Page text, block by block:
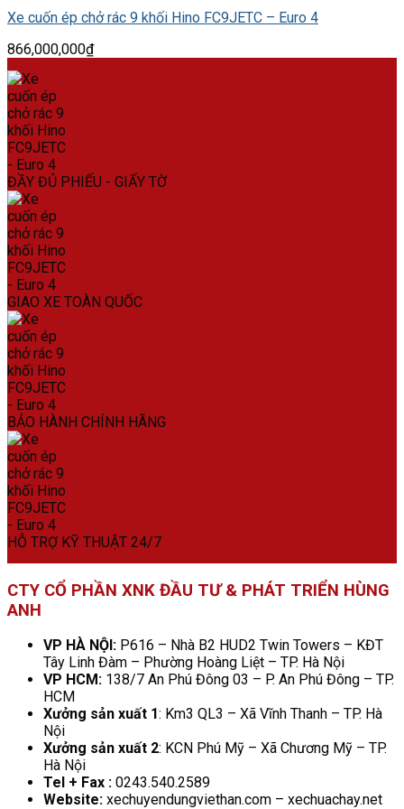
Xe cuốn ép chở rác 9 khối Hino FC9JETC – Euro 4
866,000,000₫
ĐẦY ĐỦ PHIẾU - GIẤY TỜ
GIAO XE TOÀN QUỐC
BẢO HÀNH CHÍNH HÃNG
HỖ TRỢ KỸ THUẬT 24/7
CTY CỔ PHẦN XNK ĐẦU TƯ & PHÁT TRIỂN HÙNG
ANH
VP HÀ NỘI: P616 – Nhà B2 HUD2 Twin Towers – KĐT
Tây Linh Đàm – Phường Hoàng Liệt – TP. Hà Nội
VP HCM: 138/7 An Phú Đông 03 – P. An Phú Đông – TP.
HCM
Xưởng sản xuất 1: Km3 QL3 – Xã Vĩnh Thanh – TP. Hà
Nội
Xưởng sản xuất 2: KCN Phú Mỹ – Xã Chương Mỹ – TP.
Hà Nội
Tel + Fax : 0243.540.2589
Website: xechuyendungviethan.com – xechuachay.net